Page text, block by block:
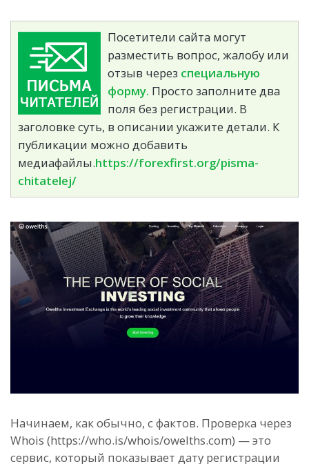
Посетители сайта могут
разместить вопрос, жалобу или
отзыв через специальную
форму. Просто заполните два
поля без регистрации. В
заголовке суть, в описании укажите детали. К
публикации можно добавить
медиафайлы.https://forexfirst.org/pisma-
chitatelej/
Начинаем, как обычно, с фактов. Проверка через
Whois (https://who.is/whois/owelths.com) — это
сервис, который показывает дату регистрации